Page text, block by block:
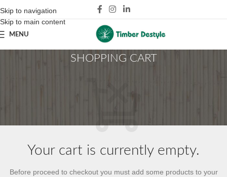
Skip to navigation
Skip to main content
MENU
SHOPPING CART
Your cart is currently empty.
Before proceed to checkout you must add some products to your